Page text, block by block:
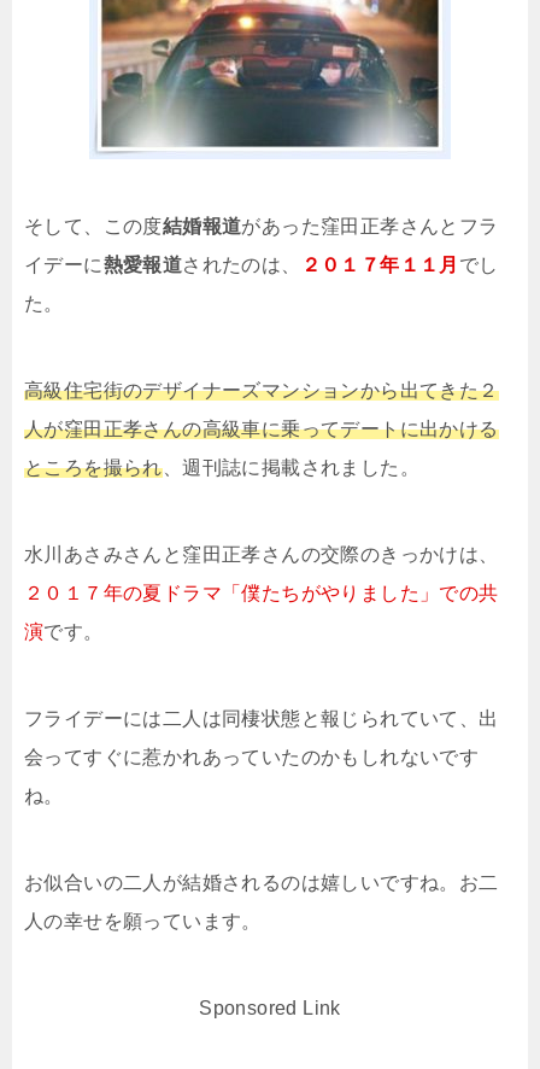
そして、この度結婚報道があった窪田正孝さんとフラ
イデーに熱愛報道されたのは、 ２０１７年１１月 でし
た。
高級住宅街のデザイナーズマンションから出てきた２
人が窪田正孝さんの高級車に乗ってデートに出かける
ところを撮られ、週刊誌に掲載されました。
水川あさみさんと窪田正孝さんの交際のきっかけは、
２０１７年の夏ドラマ「僕たちがやりました」での共
演です。
フライデーには二人は同棲状態と報じられていて、出
会ってすぐに惹かれあっていたのかもしれないです
ね。
お似合いの二人が結婚されるのは嬉しいですね。お二
人の幸せを願っています。
Sponsored Link